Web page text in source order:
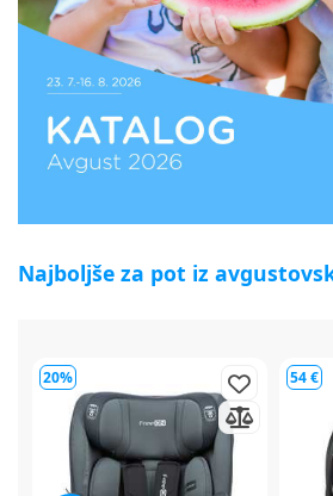
Najboljše za pot iz
54 € 64 €